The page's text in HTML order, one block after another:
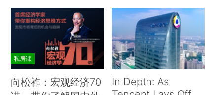
私房课
向松祚：宏观经济70
In Depth: As